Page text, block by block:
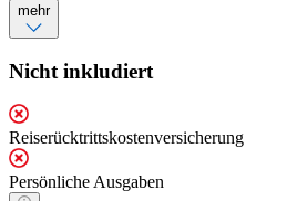
mehr
Nicht inkludiert
Reiserücktrittskostenversicherung
Persönliche Ausgaben